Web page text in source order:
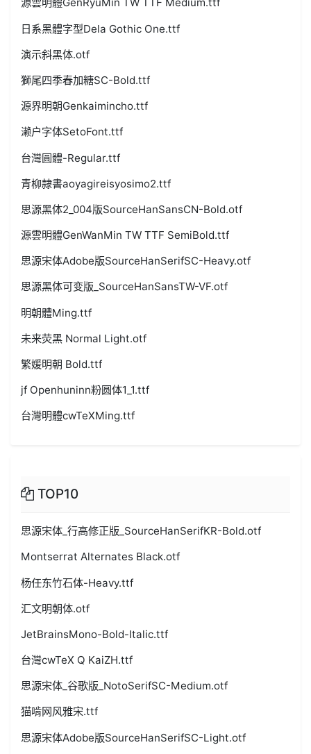
源雲明體GenRyuMin TW TTF Medium.ttf
日系黑體字型Dela Gothic One.ttf
演示斜黑体.otf
獅尾四季春加糖SC-Bold.ttf
源界明朝Genkaimincho.ttf
濑户字体SetoFont.ttf
台灣圓體-Regular.ttf
青柳隷書aoyagireisyosimo2.ttf
思源黑体2_004版SourceHanSansCN-Bold.otf
源雲明體GenWanMin TW TTF SemiBold.ttf
思源宋体Adobe版SourceHanSerifSC-Heavy.otf
思源黑体可变版_SourceHanSansTW-VF.otf
明朝體Ming.ttf
未来荧黑 Normal Light.otf
繁媛明朝 Bold.ttf
jf Openhuninn粉圆体1_1.ttf
台灣明體cwTeXMing.ttf
TOP10
思源宋体_行高修正版_SourceHanSerifKR-Bold.otf
Montserrat Alternates Black.otf
杨任东竹石体-Heavy.ttf
汇文明朝体.otf
JetBrainsMono-Bold-Italic.ttf
台灣cwTeX Q KaiZH.ttf
思源宋体_谷歌版_NotoSerifSC-Medium.otf
猫啃网风雅宋.ttf
思源宋体Adobe版SourceHanSerifSC-Light.otf